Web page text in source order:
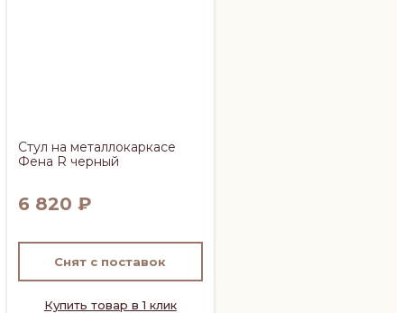
Стул на металлокаркасе
Фена R черный
6 820 ₽
Снят с поставок
Купить товар в 1 клик